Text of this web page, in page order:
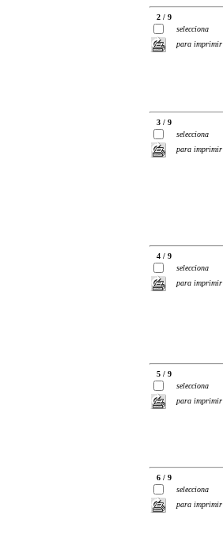
2 / 9
selecciona
para imprimir
3 / 9
selecciona
para imprimir
4 / 9
selecciona
para imprimir
5 / 9
selecciona
para imprimir
6 / 9
selecciona
para imprimir